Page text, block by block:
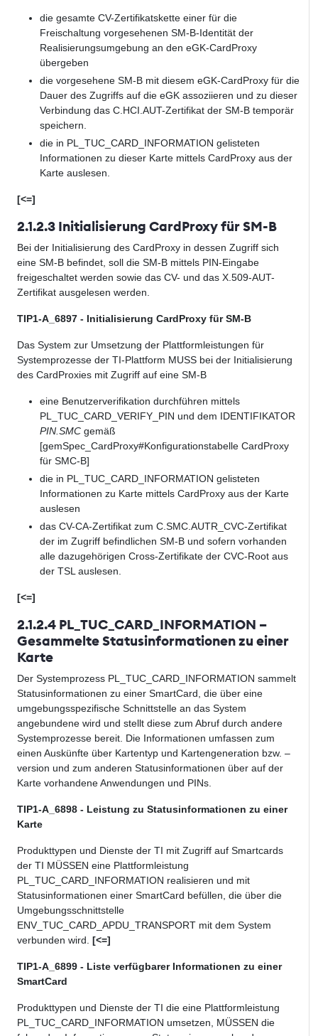
die gesamte CV-Zertifikatskette einer für die
Freischaltung vorgesehenen SM-B-Identität der
Realisierungsumgebung an den eGK-CardProxy
übergeben
die vorgesehene SM-B mit diesem eGK-CardProxy für die
Dauer des Zugriffs auf die eGK assoziieren und zu dieser
Verbindung das C.HCI.AUT-Zertifikat der SM-B temporär
speichern.
die in PL_TUC_CARD_INFORMATION gelisteten
Informationen zu dieser Karte mittels CardProxy aus der
Karte auslesen.
[<=]
2.1.2.3 Initialisierung CardProxy für SM-B
Bei der Initialisierung des CardProxy in dessen Zugriff sich
eine SM-B befindet, soll die SM-B mittels PIN-Eingabe
freigeschaltet werden sowie das CV- und das X.509-AUT-
Zertifikat ausgelesen werden.
TIP1-A_6897 - Initialisierung CardProxy für SM-B
Das System zur Umsetzung der Plattformleistungen für
Systemprozesse der TI-Plattform MUSS bei der Initialisierung
des CardProxies mit Zugriff auf eine SM-B
eine Benutzerverifikation durchführen mittels
PL_TUC_CARD_VERIFY_PIN und dem IDENTIFIKATOR
PIN.SMC gemäß
[gemSpec_CardProxy#Konfigurationstabelle CardProxy
für SMC-B]
die in PL_TUC_CARD_INFORMATION gelisteten
Informationen zu Karte mittels CardProxy aus der Karte
auslesen
das CV-CA-Zertifikat zum C.SMC.AUTR_CVC-Zertifikat
der im Zugriff befindlichen SM-B und sofern vorhanden
alle dazugehörigen Cross-Zertifikate der CVC-Root aus
der TSL auslesen.
[<=]
2.1.2.4 PL_TUC_CARD_INFORMATION –
Gesammelte Statusinformationen zu einer
Karte
Der Systemprozess PL_TUC_CARD_INFORMATION sammelt
Statusinformationen zu einer SmartCard, die über eine
umgebungsspezifische Schnittstelle an das System
angebundene wird und stellt diese zum Abruf durch andere
Systemprozesse bereit. Die Informationen umfassen zum
einen Auskünfte über Kartentyp und Kartengeneration bzw. –
version und zum anderen Statusinformationen über auf der
Karte vorhandene Anwendungen und PINs.
TIP1-A_6898 - Leistung zu Statusinformationen zu einer
Karte
Produkttypen und Dienste der TI mit Zugriff auf Smartcards
der TI MÜSSEN eine Plattformleistung
PL_TUC_CARD_INFORMATION realisieren und mit
Statusinformationen einer SmartCard befüllen, die über die
Umgebungsschnittstelle
ENV_TUC_CARD_APDU_TRANSPORT mit dem System
verbunden wird. [<=]
TIP1-A_6899 - Liste verfügbarer Informationen zu einer
SmartCard
Produkttypen und Dienste der TI die eine Plattformleistung
PL_TUC_CARD_INFORMATION umsetzen, MÜSSEN die